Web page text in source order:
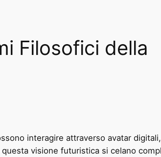
Filosofici della
interagire attraverso avatar
visione futuristica si celano